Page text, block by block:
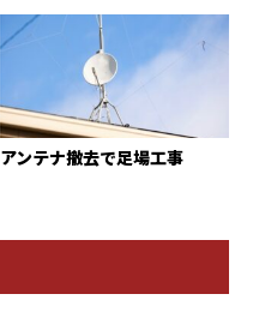
アンテナ撤去で足場工事